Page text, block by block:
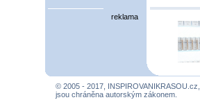
reklama
© 2005 - 2017, INSPIROVANIKRASOU.cz,
jsou chráněna autorským zákonem.